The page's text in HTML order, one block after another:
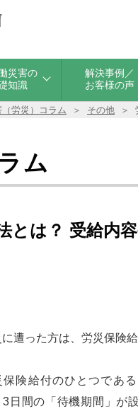
災害の
知識
解決事例／
お客様の声
労災）コラム その他
ム
とは？ 受給内
遭った方は、労災保険
保険給付のひとつであ
3日間の「待機期間」が